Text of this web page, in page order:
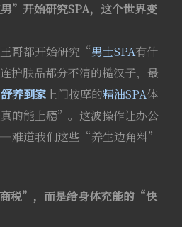
”开始研究SPA，这个世界变
哥都开始研究“男士SPA有什
护肤品都分不清的糙汉子，最
舒养到家上门按摩的精油SPA体
的能上瘾”。这波操作让办公
难道我们这些“养生边角料”
税”，而是给身体充能的“快